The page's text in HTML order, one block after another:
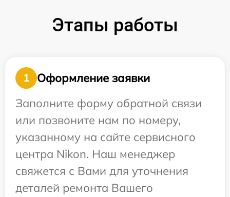
Этапы работы
1
Оформление заявки
Заполните форму обратной связи
или позвоните нам по номеру,
указанному на сайте сервисного
центра Nikon. Наш менеджер
свяжется с Вами для уточнения
деталей ремонта Вашего